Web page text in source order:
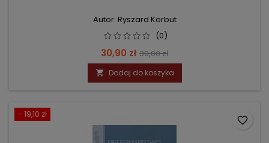
Autor: Ryszard Korbut
(0)
Cena
30,90 zł Cena
podstawowa
39,00 zł
 Dodaj do koszyka
- 19,10 zł
favorite_border